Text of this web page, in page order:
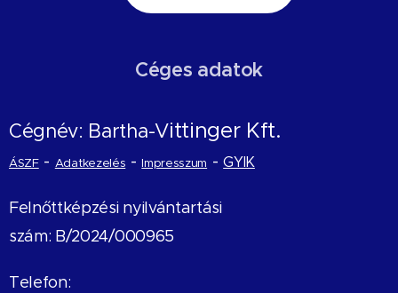
Céges adatok
Cégnév: Bartha-Vittinger Kft.
ÁSZF- Adatkezelés -Impresszum -GYIK
Felnőttképzési nyilvántartási
szám: B/2024/000965
Telefon: